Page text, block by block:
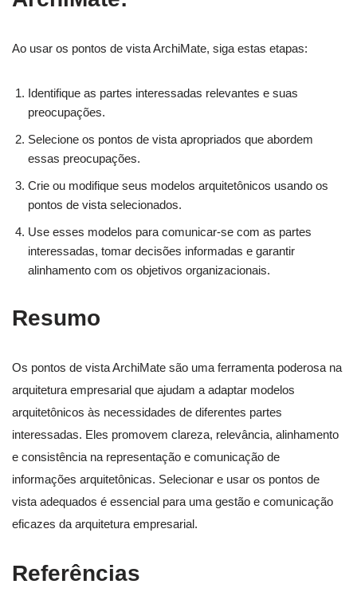
Ao usar os pontos de vista ArchiMate, siga estas etapas:
Identifique as partes interessadas relevantes e suas
preocupações.
Selecione os pontos de vista apropriados que abordem
essas preocupações.
Crie ou modifique seus modelos arquitetônicos usando os
pontos de vista selecionados.
Use esses modelos para comunicar-se com as partes
interessadas, tomar decisões informadas e garantir
alinhamento com os objetivos organizacionais.
Resumo
Os pontos de vista ArchiMate são uma ferramenta poderosa na
arquitetura empresarial que ajudam a adaptar modelos
arquitetônicos às necessidades de diferentes partes
interessadas. Eles promovem clareza, relevância, alinhamento
e consistência na representação e comunicação de
informações arquitetônicas. Selecionar e usar os pontos de
vista adequados é essencial para uma gestão e comunicação
eficazes da arquitetura empresarial.
Referências